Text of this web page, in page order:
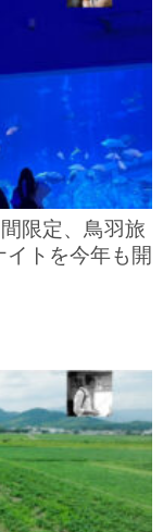
限定、鳥羽旅
トを今年も開